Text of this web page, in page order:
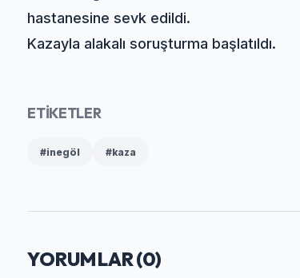
hastanesine sevk edildi.
Kazayla alakalı soruşturma başlatıldı.
ETİKETLER
#inegöl #kaza
YORUMLAR (0)